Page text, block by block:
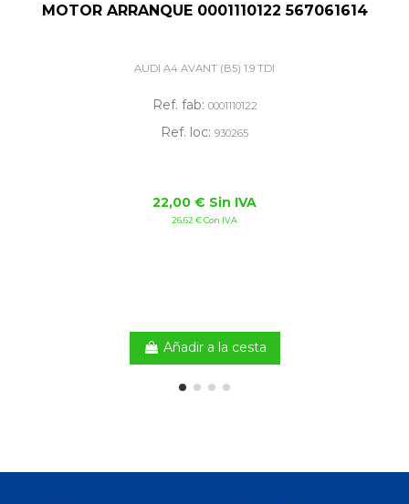
MOTOR ARRANQUE 0001110122 567061614
AUDI A4 AVANT (B5) 1.9 TDI
Ref. fab: 0001110122
Ref. loc: 930265
22,00 € Sin IVA
26,62 € Con IVA
Añadir a la cesta